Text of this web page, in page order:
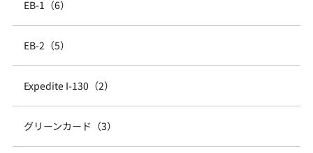
EB-1（6）
EB-2（5）
Expedite I-130（2）
グリーンカード（3）